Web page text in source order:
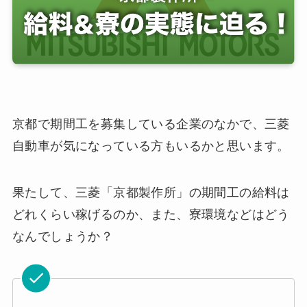
京都で期間工を募集している企業のなかで、三菱
自動車が気になっている方もいるかと思います。
果たして、三菱「京都製作所」の期間工の給料は
どれくらい稼げるのか、また、寮環境などはどう
なんでしょうか？